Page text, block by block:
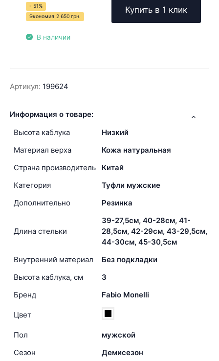
- 51%
Экономия 2 650 грн.
В наличии
Купить в 1 клик
Артикул: 199624
Информация о товаре:
Высота каблука
Низкий
Материал верха
Кожа натуральная
Страна производитель
Китай
Категория
Туфли мужские
Дополнительно
Резинка
Длина стельки
39-27,5см, 40-28см, 41-
28,5см, 42-29см, 43-29,5см,
44-30см, 45-30,5см
Внутренний материал
Без подкладки
Высота каблука, см
3
Бренд
Fabio Monelli
Цвет
Пол
мужской
Сезон
Демисезон